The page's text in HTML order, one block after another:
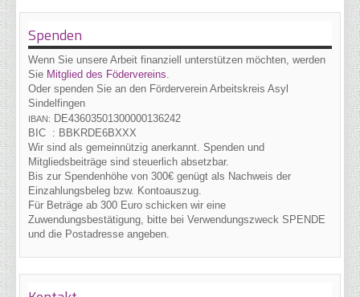
Spenden
Wenn Sie unsere Arbeit finanziell unterstützen möchten, werden
Sie Mitglied des Födervereins.
Oder spenden Sie an den Förderverein Arbeitskreis Asyl
Sindelfingen
IBAN: DE43603501300000136242
BIC : BBKRDE6BXXX
Wir sind als gemeinnützig anerkannt. Spenden und
Mitgliedsbeiträge sind steuerlich absetzbar.
Bis zur Spendenhöhe von 300€ genügt als Nachweis der
Einzahlungsbeleg bzw. Kontoauszug.
Für Beträge ab 300 Euro schicken wir eine
Zuwendungsbestätigung, bitte bei Verwendungszweck SPENDE
und die Postadresse angeben.